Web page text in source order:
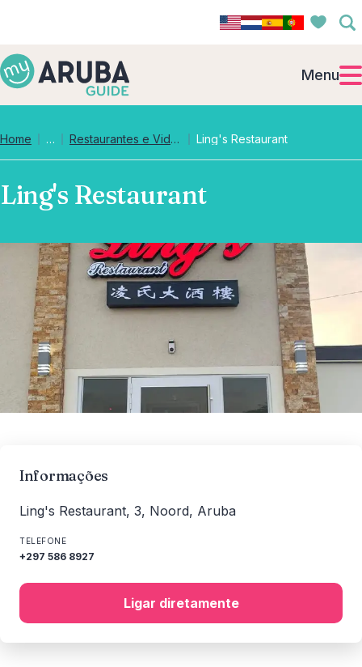
Menu
Home … Collapsed breadcrumb levels
Restaurantes e Vida Noturna Ling's Restaurant
Ling's Restaurant
Informações
Ling's Restaurant, 3, Noord, Aruba
TELEFONE
+297 586 8927
Ligar diretamente